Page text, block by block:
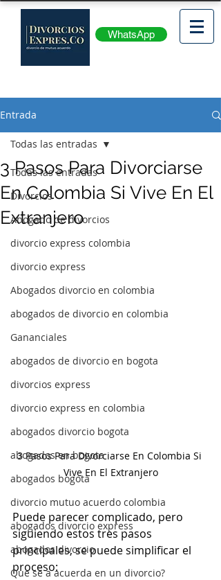
WhatsApp
Entrada
Todas las entradas
Divorcios
Abogado de divorcios
divorcio express colombia
divorcio express
Abogados divorcio en colombia
abogados de divorcio en colombia
Gananciales
abogados de divorcio en bogota
divorcios express
divorcio express en colombia
abogados divorcio bogota
abogados en bogota
abogados bogota
divorcio mutuo acuerdo colombia
abogados divorcio express
abogados divorcio
Que se a acuerda en un divorcio?
Todas las entradas
3 Pasos Para Divorciarse
En Colombia Si Vive En El
Extranjero
3 Pasos Para Divorciarse En Colombia Si
Vive En El Extranjero
Puede parecer complicado, pero
siguiendo estos tres pasos
principales, se puede simplificar el
proceso: